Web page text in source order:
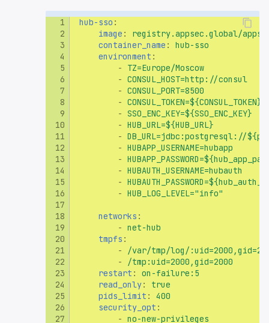
Приложение 12.
Конфигурационный
auth.properties
Приложение 13.
Конфигурационный
hub.conf
Приложение 14.
Конфигурационный
postgresql.conf
Приложение 15.
Приложение 16.
дефектов безопасности
Приложение 17. Отчеты
для импорта
проблемах безопасности
hub-sso :
image :
registry.appsec.global/
container_name :
hub-sso
environment :
-
TZ=Europe/Moscow
- CONSUL_HOST=http://consul
- CONSUL_PORT=8500
- CONSUL_TOKEN=${CONSUL_TOKEN}
- SSO_ENC_KEY=${SSO_ENC_KEY}
- HUB_URL=${HUB_URL}
- DB_URL=jdbc:postgresql://
- HUBAPP_USERNAME=hubapp
-
- HUBAUTH_USERNAME=hubauth
-
- HUB_LOG_LEVEL="info"
networks :
- net-hub
tmpfs :
-
/var/tmp/log/
-
/tmp:uid=2000,gid=2000
restart :
on-failure:5
read_only:
true
pids_limit :
400
security_opt :
- no-new-privileges